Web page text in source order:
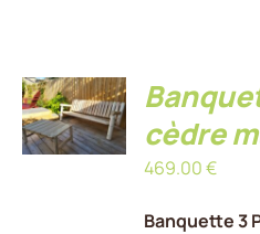
AJOUTER
AU
PANIER
/
cèdre
469.00€
Banquette 3